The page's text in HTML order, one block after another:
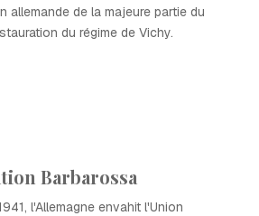
allemande de la majeure partie du
du régime de Vichy.
Barbarossa
l'Allemagne envahit l'Union